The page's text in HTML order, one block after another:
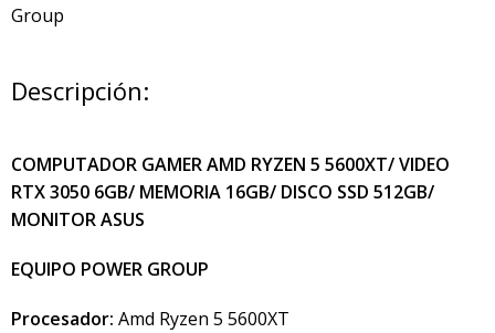
Descripción:
COMPUTADOR GAMER AMD RYZEN 5 5600XT/ VIDEO
RTX 3050 6GB/ MEMORIA 16GB/ DISCO SSD 512GB/
MONITOR ASUS
EQUIPO POWER GROUP
Procesador: Amd Ryzen 5 5600XT